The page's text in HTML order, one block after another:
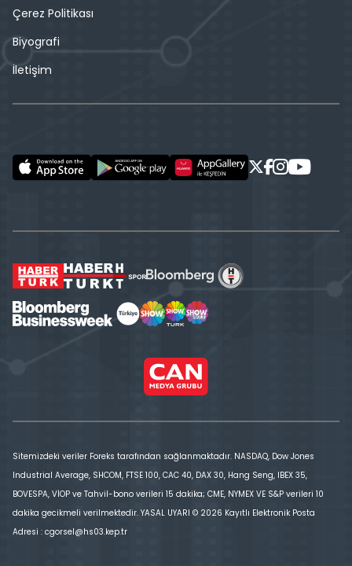
Çerez Politikası
Biyografi
İletişim
Sitemizdeki veriler Foreks tarafından sağlanmaktadır. NASDAQ, Dow Jones
Industrial Average, SHCOM, FTSE 100, CAC 40, DAX 30, Hang Seng, IBEX 35,
BOVESPA, VİOP ve Tahvil-bono verileri 15 dakika; CME, NYMEX VE S&P verileri 10
dakika gecikmeli verilmektedir. YASAL UYARI © 2026 Kayıtlı Elektronik Posta
Adresi : cgorsel@hs03.kep.tr